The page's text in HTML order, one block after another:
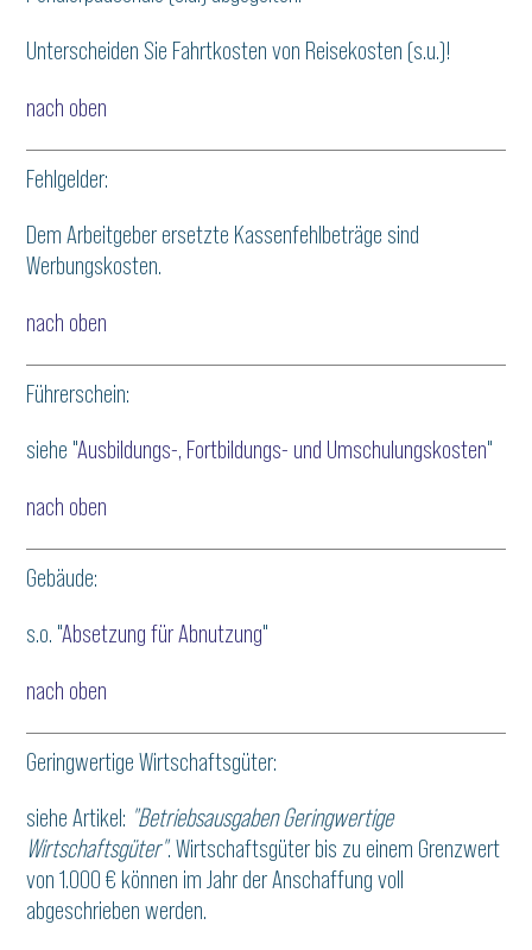
Unterscheiden Sie Fahrtkosten von Reisekosten (s.u.)!
nach oben
Fehlgelder:
Dem Arbeitgeber ersetzte Kassenfehlbeträge sind
Werbungskosten.
nach oben
Führerschein:
siehe "Ausbildungs-, Fortbildungs- und Umschulungskosten"
nach oben
Gebäude:
s.o. "Absetzung für Abnutzung"
nach oben
Geringwertige Wirtschaftsgüter:
siehe Artikel: "Betriebsausgaben Geringwertige
Wirtschaftsgüter". Wirtschaftsgüter bis zu einem Grenzwert
von 1.000 € können im Jahr der Anschaffung voll
abgeschrieben werden.